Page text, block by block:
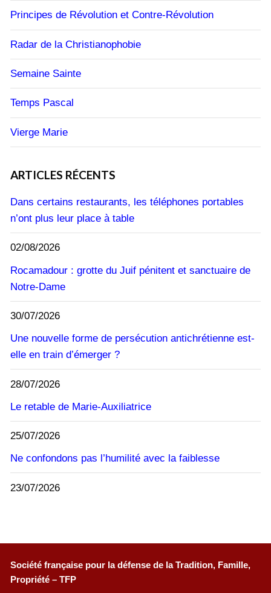
Principes de Révolution et Contre-Révolution
Radar de la Christianophobie
Semaine Sainte
Temps Pascal
Vierge Marie
ARTICLES RÉCENTS
Dans certains restaurants, les téléphones portables
n’ont plus leur place à table
02/08/2026
Rocamadour : grotte du Juif pénitent et sanctuaire de
Notre-Dame
30/07/2026
Une nouvelle forme de persécution antichrétienne est-
elle en train d’émerger ?
28/07/2026
Le retable de Marie-Auxiliatrice
25/07/2026
Ne confondons pas l’humilité avec la faiblesse
23/07/2026
Société française pour la défense de la Tradition, Famille,
Propriété – TFP